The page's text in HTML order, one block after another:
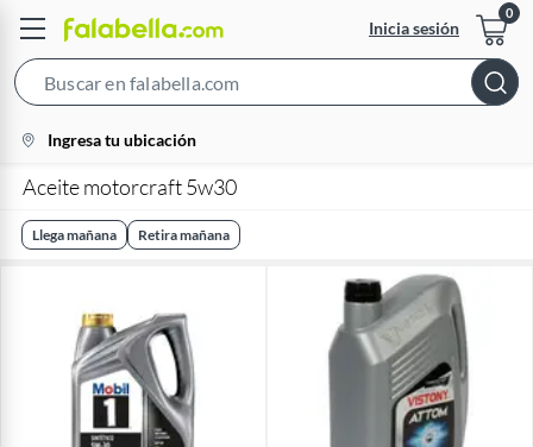
Inicia sesión
Bar
location-
icon
Ingresa tu ubicación
Aceite motorcraft 5w30
Llega mañana Retira mañana